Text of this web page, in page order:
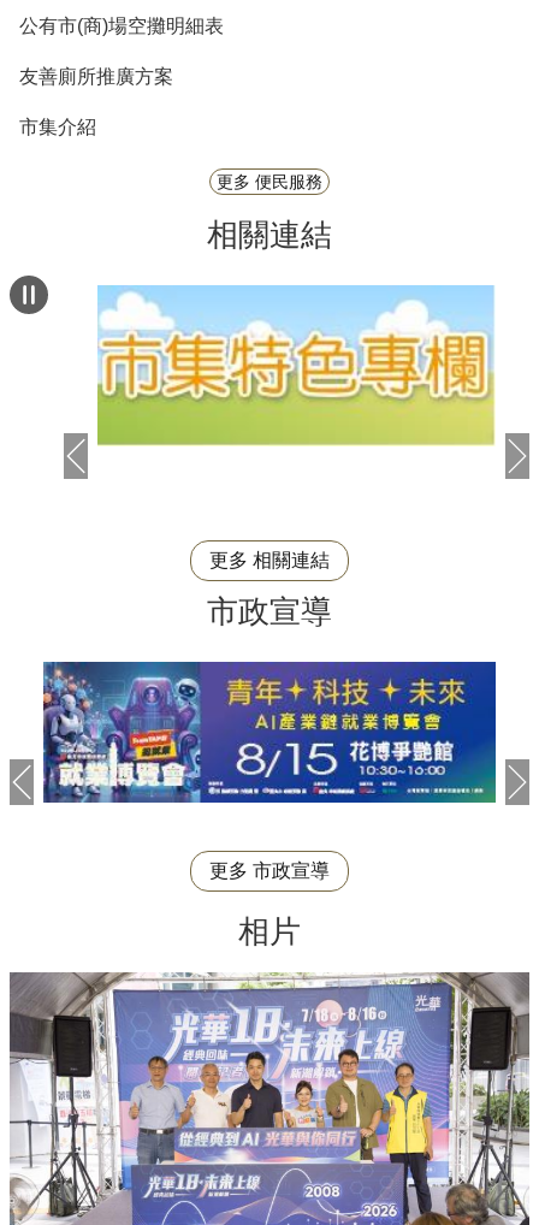
公有市(商)場空攤明細表
友善廁所推廣方案
市集介紹
更多 便民服務
相關連結
更多 相關連結
市政宣導
更多 市政宣導
相片